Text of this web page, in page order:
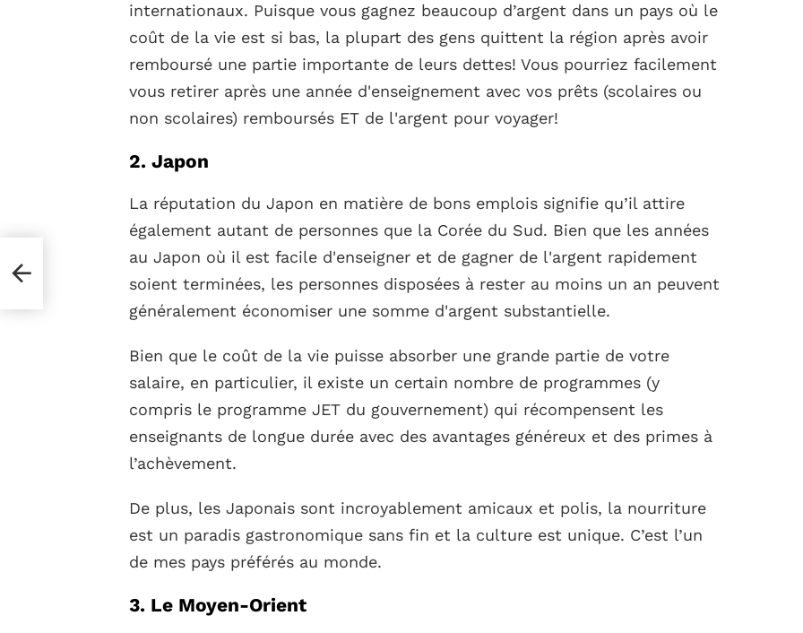
internationaux. Puisque vous gagnez beaucoup d’argent dans un pays où le
coût de la vie est si bas, la plupart des gens quittent la région après avoir
remboursé une partie importante de leurs dettes! Vous pourriez facilement
vous retirer après une année d'enseignement avec vos prêts (scolaires ou
non scolaires) remboursés ET de l'argent pour voyager!
2. Japon
La réputation du Japon en matière de bons emplois signifie qu’il attire
également autant de personnes que la Corée du Sud. Bien que les années
au Japon où il est facile d'enseigner et de gagner de l'argent rapidement
soient terminées, les personnes disposées à rester au moins un an peuvent
généralement économiser une somme d'argent substantielle.
Bien que le coût de la vie puisse absorber une grande partie de votre
salaire, en particulier, il existe un certain nombre de programmes (y
compris le programme JET du gouvernement) qui récompensent les
enseignants de longue durée avec des avantages généreux et des primes à
l’achèvement.
De plus, les Japonais sont incroyablement amicaux et polis, la nourriture
est un paradis gastronomique sans fin et la culture est unique. C’est l’un
de mes pays préférés au monde.
3. Le Moyen-Orient